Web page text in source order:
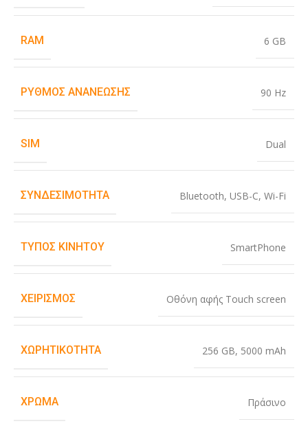
RAM 6 GB
ΡΥΘΜΌΣ ΑΝΑΝΈΩΣΗΣ 90 Hz
SIM Dual
ΣΥΝΔΕΣΙΜΌΤΗΤΑ Bluetooth, USB-C, Wi-Fi
ΤΎΠΟΣ ΚΙΝΗΤΟΎ SmartPhone
ΧΕΙΡΙΣΜΌΣ Οθόνη αφής Touch screen
ΧΩΡΗΤΙΚΌΤΗΤΑ 256 GB, 5000 mAh
ΧΡΏΜΑ Πράσινο